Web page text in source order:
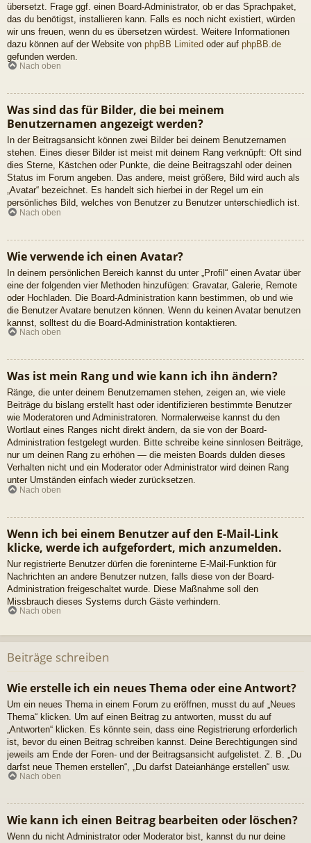
übersetzt. Frage ggf. einen Board-Administrator, ob er das Sprachpaket,
das du benötigst, installieren kann. Falls es noch nicht existiert, würden
wir uns freuen, wenn du es übersetzen würdest. Weitere Informationen
dazu können auf der Website von phpBB Limited oder auf phpBB.de
gefunden werden.
Nach oben
Was sind das für Bilder, die bei meinem
Benutzernamen angezeigt werden?
In der Beitragsansicht können zwei Bilder bei deinem Benutzernamen
stehen. Eines dieser Bilder ist meist mit deinem Rang verknüpft: Oft sind
dies Sterne, Kästchen oder Punkte, die deine Beitragszahl oder deinen
Status im Forum angeben. Das andere, meist größere, Bild wird auch als
„Avatar“ bezeichnet. Es handelt sich hierbei in der Regel um ein
persönliches Bild, welches von Benutzer zu Benutzer unterschiedlich ist.
Nach oben
Wie verwende ich einen Avatar?
In deinem persönlichen Bereich kannst du unter „Profil“ einen Avatar über
eine der folgenden vier Methoden hinzufügen: Gravatar, Galerie, Remote
oder Hochladen. Die Board-Administration kann bestimmen, ob und wie
die Benutzer Avatare benutzen können. Wenn du keinen Avatar benutzen
kannst, solltest du die Board-Administration kontaktieren.
Nach oben
Was ist mein Rang und wie kann ich ihn ändern?
Ränge, die unter deinem Benutzernamen stehen, zeigen an, wie viele
Beiträge du bislang erstellt hast oder identifizieren bestimmte Benutzer
wie Moderatoren und Administratoren. Normalerweise kannst du den
Wortlaut eines Ranges nicht direkt ändern, da sie von der Board-
Administration festgelegt wurden. Bitte schreibe keine sinnlosen Beiträge,
nur um deinen Rang zu erhöhen — die meisten Boards dulden dieses
Verhalten nicht und ein Moderator oder Administrator wird deinen Rang
unter Umständen einfach wieder zurücksetzen.
Nach oben
Wenn ich bei einem Benutzer auf den E-Mail-Link
klicke, werde ich aufgefordert, mich anzumelden.
Nur registrierte Benutzer dürfen die foreninterne E-Mail-Funktion für
Nachrichten an andere Benutzer nutzen, falls diese von der Board-
Administration freigeschaltet wurde. Diese Maßnahme soll den
Missbrauch dieses Systems durch Gäste verhindern.
Nach oben
Beiträge schreiben
Wie erstelle ich ein neues Thema oder eine Antwort?
Um ein neues Thema in einem Forum zu eröffnen, musst du auf „Neues
Thema“ klicken. Um auf einen Beitrag zu antworten, musst du auf
„Antworten“ klicken. Es könnte sein, dass eine Registrierung erforderlich
ist, bevor du einen Beitrag schreiben kannst. Deine Berechtigungen sind
jeweils am Ende der Foren- und der Beitragsansicht aufgelistet. Z. B. „Du
darfst neue Themen erstellen“, „Du darfst Dateianhänge erstellen“ usw.
Nach oben
Wie kann ich einen Beitrag bearbeiten oder löschen?
Wenn du nicht Administrator oder Moderator bist, kannst du nur deine